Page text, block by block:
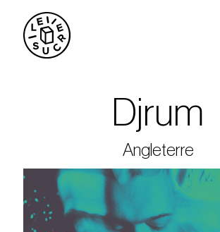
agenda
tickets
le sucre max
Djrum
Angleterre